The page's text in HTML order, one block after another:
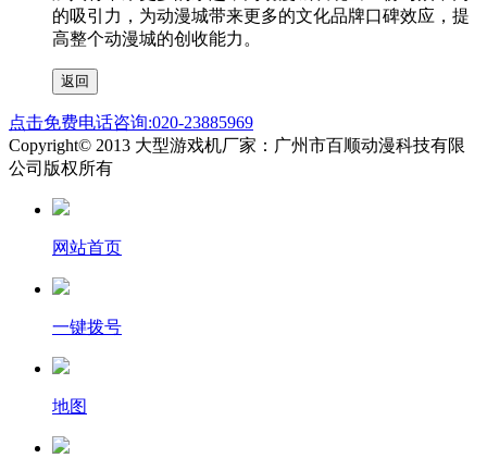
的吸引力，为动漫城带来更多的文化品牌口碑效应，提
高整个动漫城的创收能力。
点击免费电话咨询:020-23885969
Copyright© 2013 大型游戏机厂家：广州市百顺动漫科技有限
公司版权所有
网站首页
一键拨号
地图